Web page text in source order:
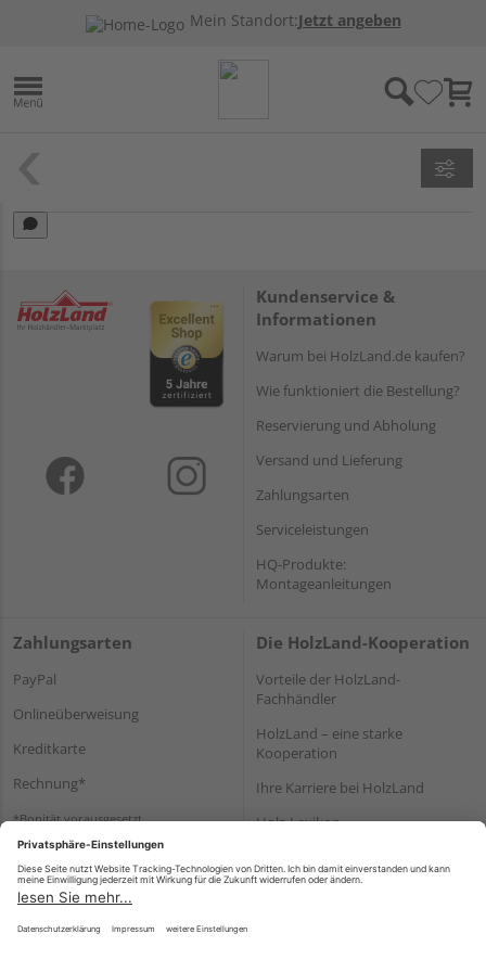
Mein Standort:Jetzt angeben
Kundenservice &
Informationen
Warum bei HolzLand.de kaufen?
Wie funktioniert die Bestellung?
Reservierung und Abholung
Versand und Lieferung
Zahlungsarten
Serviceleistungen
HQ-Produkte:
Montageanleitungen
Zahlungsarten
PayPal
Onlineüberweisung
Kreditkarte
Rechnung*
*Bonität vorausgesetzt
Die HolzLand-Kooperation
Vorteile der HolzLand-
Fachhändler
HolzLand – eine starke
Kooperation
Ihre Karriere bei HolzLand
Holz-Lexikon